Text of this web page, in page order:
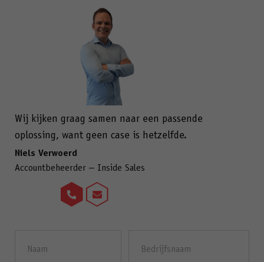
Wij kijken graag samen naar een passende
oplossing, want geen case is hetzelfde.
Niels Verwoerd
Accountbeheerder – Inside Sales
(Vereist)